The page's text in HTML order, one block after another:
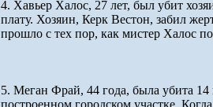
4. Хавьер Халос, 27 лет, был убит
плату. Хозяин, Керк Вестон, забил
прошло с тех пор, как мистер Халос
5. Меган Фрай, 44 года, была убита 14
построенном городском участке.